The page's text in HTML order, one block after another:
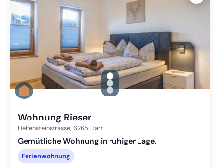
gallery.slide_selector
Zu Slide 1 wechseln
Zu Slide 2 wechseln
Zu Slide 3 wechseln
Wohnung Rieser
Helfensteinstrasse, 6265 Hart
Gemütliche Wohnung in ruhiger Lage.
Ferienwohnung